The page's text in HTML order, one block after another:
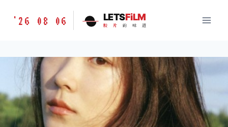
胶
味
LETSFILM
'26 08 06 LETSFiLM
胶 片 的 味 道